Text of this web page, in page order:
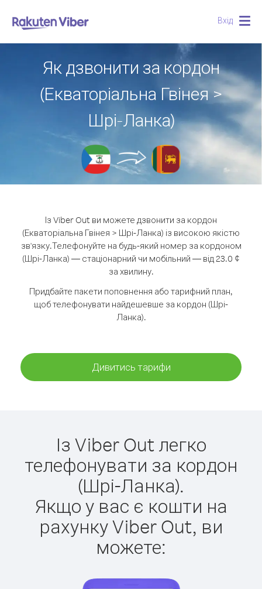
Вхід
Як дзвонити за кордон
(Екваторіальна Гвінея >
Шрі-Ланка)
Із Viber Out ви можете дзвонити за кордон
(Екваторіальна Гвінея > Шрі-Ланка) із високою якістю
зв'язку.Телефонуйте на будь-який номер за кордоном
(Шрі-Ланка) — стаціонарний чи мобільний — від 23.0 ¢
за хвилину.
Придбайте пакети поповнення або тарифний план,
щоб телефонувати найдешевше за кордон (Шрі-
Ланка).
Дивитись тарифи
Із Viber Out легко
телефонувати за кордон
(Шрі-Ланка).
Якщо у вас є кошти на
рахунку Viber Out, ви
можете: